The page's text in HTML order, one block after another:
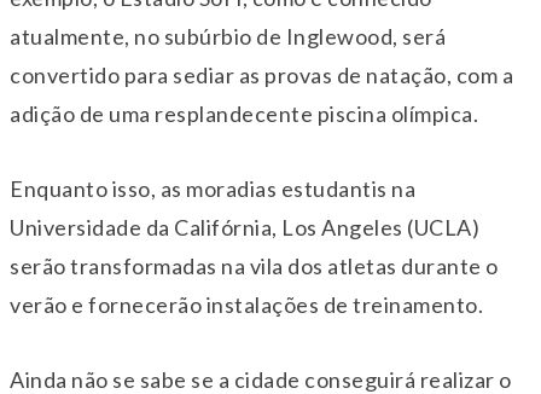
atualmente, no subúrbio de Inglewood, será
convertido para sediar as provas de natação, com a
adição de uma resplandecente piscina olímpica.
Enquanto isso, as moradias estudantis na
Universidade da Califórnia, Los Angeles (UCLA)
serão transformadas na vila dos atletas durante o
verão e fornecerão instalações de treinamento.
Ainda não se sabe se a cidade conseguirá realizar o